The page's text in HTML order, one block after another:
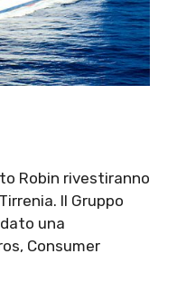
Robin rivestiranno
Il Gruppo
una
Consumer